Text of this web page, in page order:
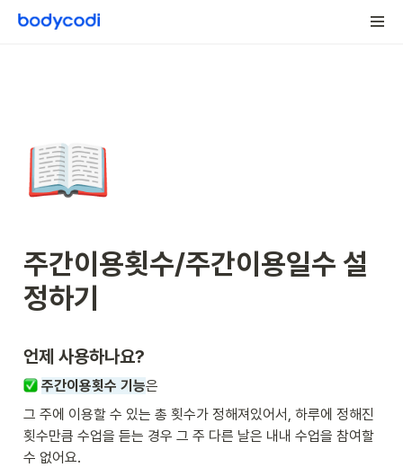
📖
주간이용횟수/주간이용일수 설
정하기
언제 사용하나요?
주간이용횟수 기능은
그 주에 이용할 수 있는 총 횟수가 정해져있어서, 하루에 정해진
횟수만큼 수업을 듣는 경우 그 주 다른 날은 내내 수업을 참여할
수 없어요.